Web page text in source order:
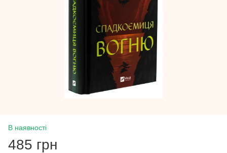
В наявності
485 грн